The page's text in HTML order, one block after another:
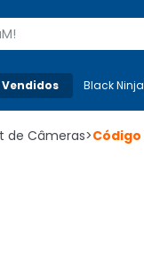
Mais-v-
Black Ninja
de Câmeras>Código